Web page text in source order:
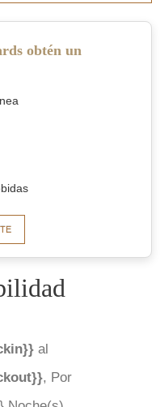
obtén un
al
, Por